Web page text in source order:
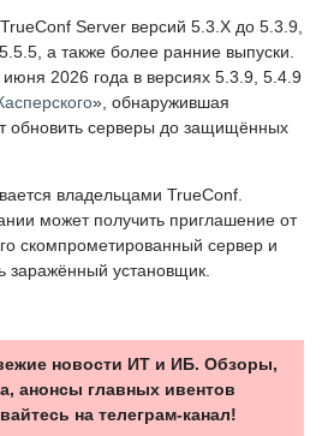
Server версий 5.3.X до 5.3.9,
а также более ранние выпуски.
2026 года в версиях 5.3.9, 5.4.9
», обнаружившая
обновить серверы до защищённых
владельцами TrueConf.
может получить приглашение от
скомпрометированный сервер и
заражённый установщик.
новости ИТ и ИБ. Обзоры,
анонсы главных ивентов
на телеграм-канал!